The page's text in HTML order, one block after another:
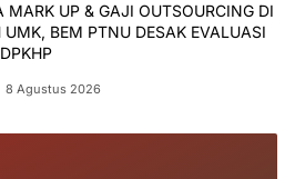
MARK UP & GAJI OUTSOURCING DI
UMK, BEM PTNU DESAK EVALUASI
8 Agustus 2026